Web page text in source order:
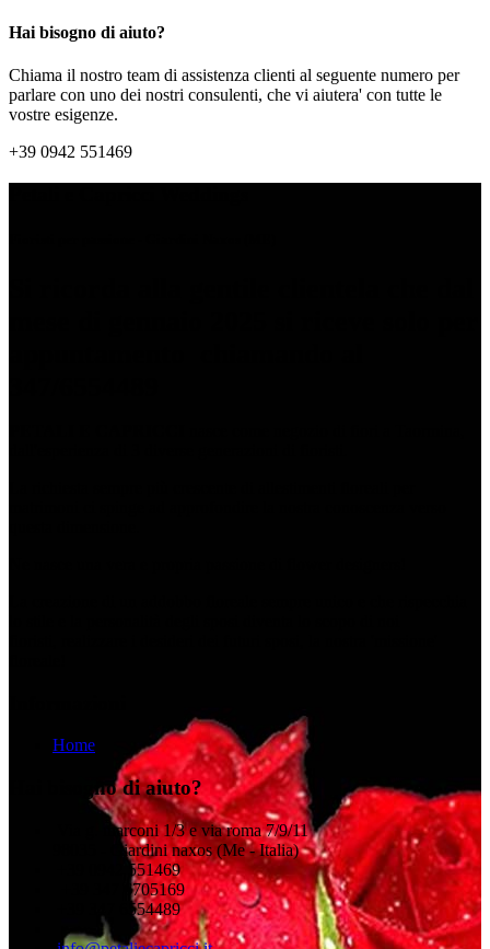
Hai bisogno di aiuto?
Chiama il nostro team di assistenza clienti al seguente numero per
parlare con uno dei nostri consulenti, che vi aiutera' con tutte le
vostre esigenze.
+39 0942 551469
Home
Hai bisogno di aiuto?
Via g. marconi 1/3 e via roma 7/9/11
98035 - Giardini naxos (Me - Italia)
+39 0942 551469
+39 347 6705169
+39 347 6554489